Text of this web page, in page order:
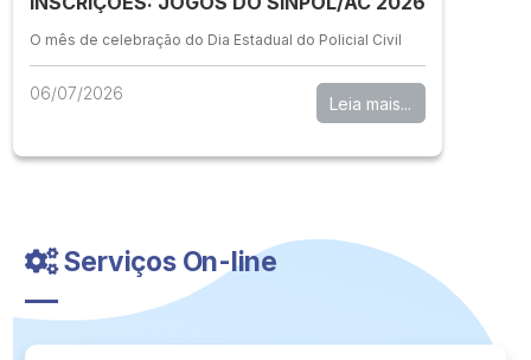
O mês de celebração do Dia Estadual do Policial Civil
06/07/2026 Leia mais...
Serviços On-line